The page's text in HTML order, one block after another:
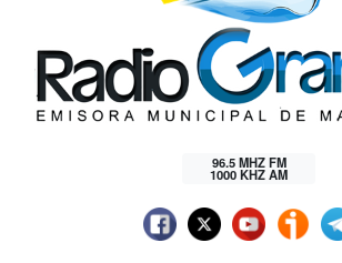
96.5 MHZ FM
1000 KHZ AM